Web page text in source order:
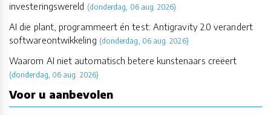
investeringswereld (donderdag, 06 aug. 2026)
AI die plant, programmeert én test: Antigravity 2.0 verandert
softwareontwikkeling (donderdag, 06 aug. 2026)
Waarom AI niet automatisch betere kunstenaars creëert
(donderdag, 06 aug. 2026)
Voor u aanbevolen